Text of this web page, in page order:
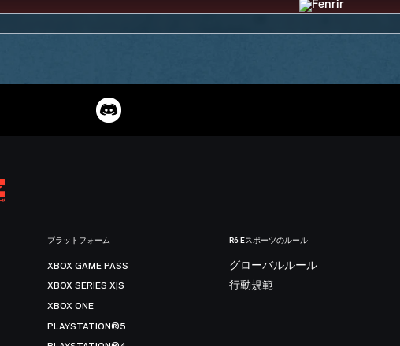
プラットフォーム
XBOX GAME PASS
XBOX SERIES X|S
XBOX ONE
PLAYSTATION®5
R6 Eスポーツのルール
グローバルルール
行動規範